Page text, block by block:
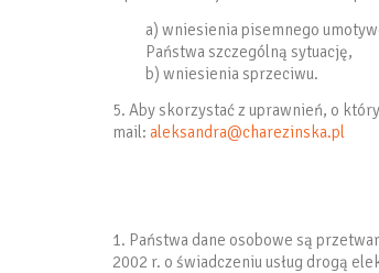
a) wniesienia pisemnego
Państwa szczególną sytuację,
b) wniesienia sprzeciwu.
5. Aby skorzystać z uprawnień, o
mail: aleksandra@charezinska.pl
1. Państwa dane osobowe są
2002 r. o świadczeniu usług drogą